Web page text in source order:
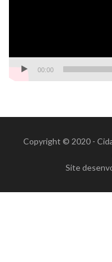
00:00
Copyright © 2020 -
Site